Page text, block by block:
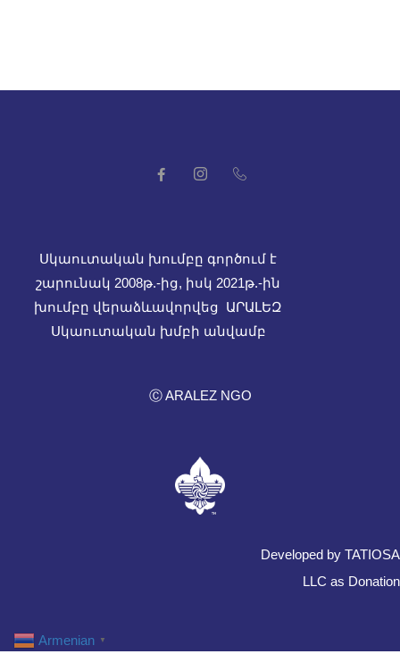
Սկաուտական խումբը գործում է
շարունակ 2008թ.-ից, իսկ 2021թ.-ին
խումբը վերաձևավորվեց ԱՐԱԼԵԶ
Սկաուտական խմբի անվամբ
Ⓒ ARALEZ NGO
Developed by TATIOSA
LLC as Donation
Armenian ▼